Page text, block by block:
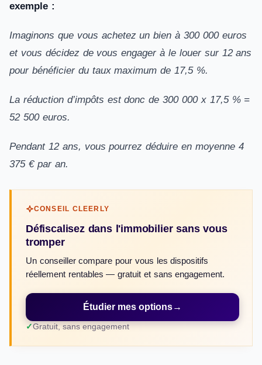
exemple :
Imaginons que vous achetez un bien à 300 000 euros
et vous décidez de vous engager à le louer sur 12 ans
pour bénéficier du taux maximum de 17,5 %.
La réduction d’impôts est donc de 300 000 x 17,5 % =
52 500 euros.
Pendant 12 ans, vous pourrez déduire en moyenne 4
375 € par an.
CONSEIL CLEERLY
Défiscalisez dans l'immobilier sans vous
tromper
Un conseiller compare pour vous les dispositifs
réellement rentables — gratuit et sans engagement.
Étudier mes options→
Gratuit, sans engagement